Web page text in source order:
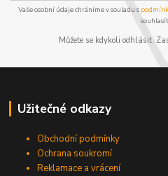
Vaše osobní údaje chráníme v souladu s
Můžete se kdykoli odhlásit.
Užitečné odkazy
Obchodní podmínky
Ochrana soukromí
Reklamace a vrácení